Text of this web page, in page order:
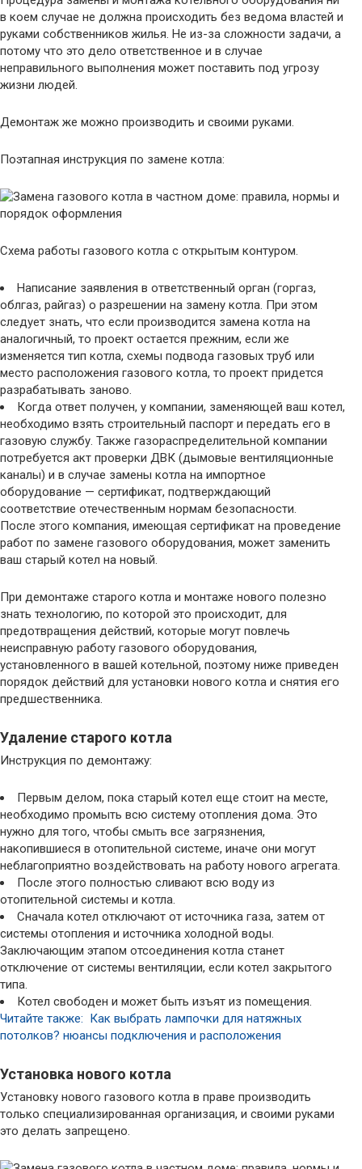
в коем случае не должна происходить без ведома властей и
руками собственников жилья. Не из-за сложности задачи, а
потому что это дело ответственное и в случае
неправильного выполнения может поставить под угрозу
жизни людей.
Демонтаж же можно производить и своими руками.
Поэтапная инструкция по замене котла:
Схема работы газового котла с открытым контуром.
Написание заявления в ответственный орган (горгаз,
облгаз, райгаз) о разрешении на замену котла. При этом
следует знать, что если производится замена котла на
аналогичный, то проект остается прежним, если же
изменяется тип котла, схемы подвода газовых труб или
место расположения газового котла, то проект придется
разрабатывать заново.
Когда ответ получен, у компании, заменяющей ваш котел,
необходимо взять строительный паспорт и передать его в
газовую службу. Также газораспределительной компании
потребуется акт проверки ДВК (дымовые вентиляционные
каналы) и в случае замены котла на импортное
оборудование — сертификат, подтверждающий
соответствие отечественным нормам безопасности.
После этого компания, имеющая сертификат на проведение
работ по замене газового оборудования, может заменить
ваш старый котел на новый.
При демонтаже старого котла и монтаже нового полезно
знать технологию, по которой это происходит, для
предотвращения действий, которые могут повлечь
неисправную работу газового оборудования,
установленного в вашей котельной, поэтому ниже приведен
порядок действий для установки нового котла и снятия его
предшественника.
Удаление старого котла
Инструкция по демонтажу:
Первым делом, пока старый котел еще стоит на месте,
необходимо промыть всю систему отопления дома. Это
нужно для того, чтобы смыть все загрязнения,
накопившиеся в отопительной системе, иначе они могут
неблагоприятно воздействовать на работу нового агрегата.
После этого полностью сливают всю воду из
отопительной системы и котла.
Сначала котел отключают от источника газа, затем от
системы отопления и источника холодной воды.
Заключающим этапом отсоединения котла станет
отключение от системы вентиляции, если котел закрытого
типа.
Котел свободен и может быть изъят из помещения.
Читайте также: Как выбрать лампочки для натяжных
потолков? нюансы подключения и расположения
Установка нового котла
Установку нового газового котла в праве производить
только специализированная организация, и своими руками
это делать запрещено.